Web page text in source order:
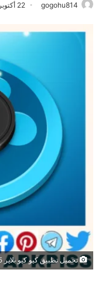
gogohu814 22 أكتوبر، 2024
تحميل تطبيق كيو كيو بلاير QQ Player 2025 برابط مباشر مجانا لـ Android